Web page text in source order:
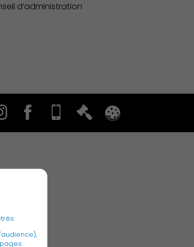
Publication des actes
d’administration